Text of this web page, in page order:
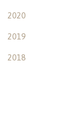
2020
2019
2018